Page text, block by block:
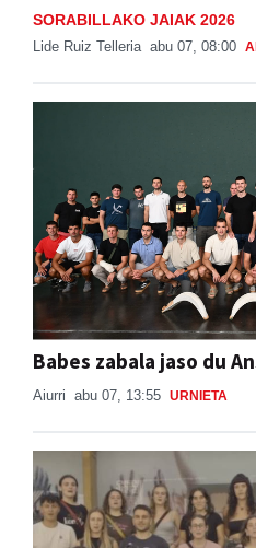
SORABILLAKO JAIAK 2026
Lide Ruiz Telleria abu 07, 08:00
Babes zabala jaso du
Aiurri abu 07, 13:55 URNIETA